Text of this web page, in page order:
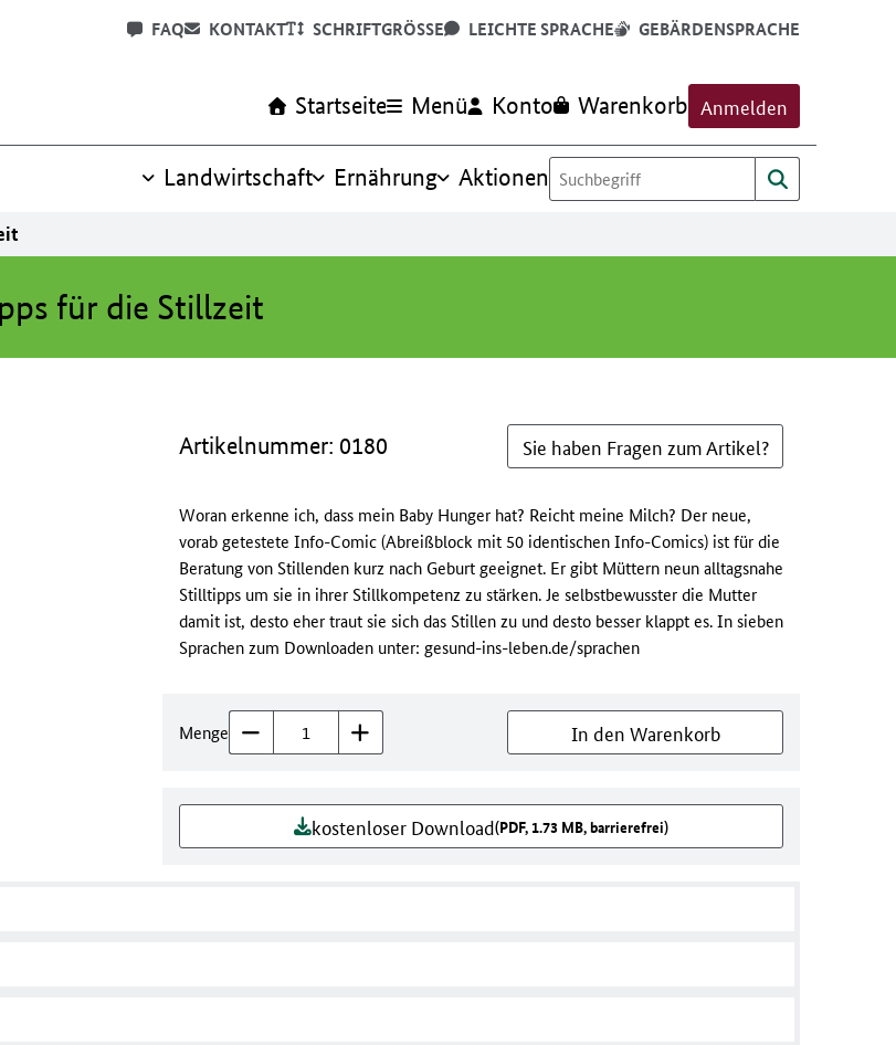
FAQ KONTAKT SCHRIFTGRÖSSE LEICHTE SPRACHE GEBÄRDENSPRACHE
Startseite Menü Konto Warenkorb Anmelden
Landwirtschaft Ernährung Aktionen
für die Stillzeit
Artikelnummer: 0180 Sie haben Fragen zum Artikel?
Woran erkenne ich, dass mein Baby Hunger hat? Reicht meine Milch? Der neue,
vorab getestete Info-Comic (Abreißblock mit 50 identischen Info-Comics) ist für die
Beratung von Stillenden kurz nach Geburt geeignet. Er gibt Müttern neun alltagsnahe
Stilltipps um sie in ihrer Stillkompetenz zu stärken. Je selbstbewusster die Mutter
damit ist, desto eher traut sie sich das Stillen zu und desto besser klappt es. In sieben
Sprachen zum Downloaden unter: gesund-ins-leben.de/sprachen
Menge In den Warenkorb
kostenloser Download(PDF, 1.73 MB, barrierefrei)